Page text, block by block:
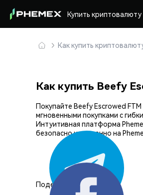
Купить криптовалюту
Как купить
Как купить Beefy
Покупайте Beefy Escrowed
мгновенными покупками с
Интуитивная платформа
безопасно и уверенно на
Поделиться: